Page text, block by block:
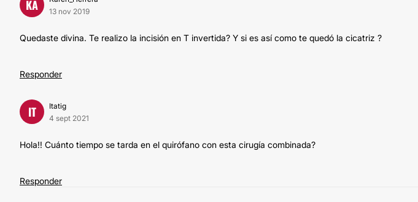
KA
13 nov 2019
Quedaste divina. Te realizo la incisión en T invertida? Y si es así como te quedó la cicatriz ?
Responder
IT
Itatig
4 sept 2021
Hola!! Cuánto tiempo se tarda en el quirófano con esta cirugía combinada?
Responder